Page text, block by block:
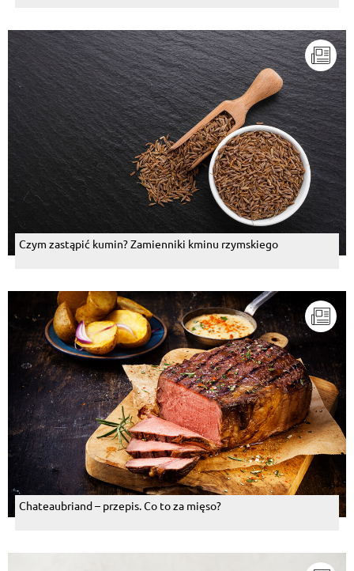
Czym zastąpić kumin? Zamienniki kminu rzymskiego
Chateaubriand – przepis. Co to za mięso?